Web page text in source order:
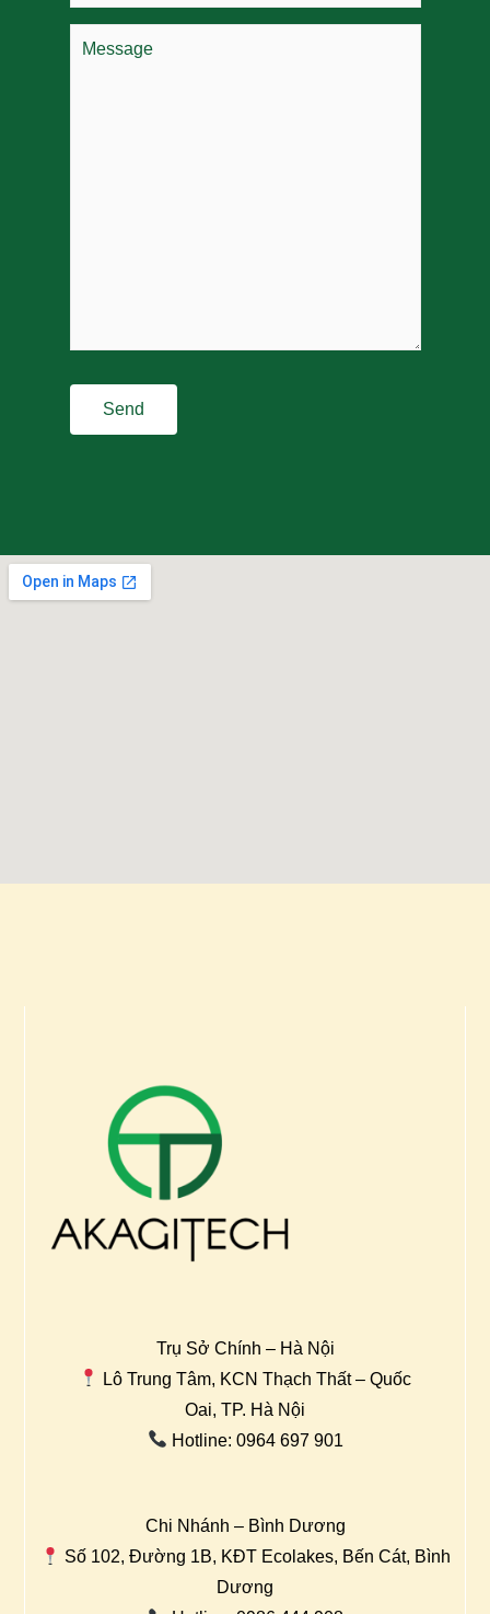
Trụ Sở Chính – Hà Nội
Lô Trung Tâm, KCN Thạch Thất – Quốc
Oai, TP. Hà Nội
Hotline: 0964 697 901
Chi Nhánh – Bình Dương
Số 102, Đường 1B, KĐT Ecolakes, Bến Cát, Bình
Dương